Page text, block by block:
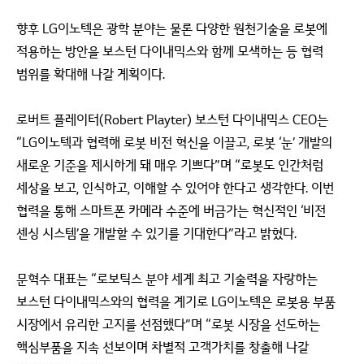
향후 LG이노텍은 광학 분야는 물론 다양한 원천기술을 로봇에
적용하는 방안을 보스턴 다이내믹스와 함께 모색하는 등 협력
범위를 확대해 나갈 계획이다.
로버트 플레이터(Robert Playter) 보스턴 다이내믹스 CEO는
“LG이노텍과 협력해 로봇 비전 혁신을 이끌고, 로봇 ‘눈’ 개발의
새로운 기준을 제시하게 돼 매우 기쁘다”며 “로봇도 인간처럼
세상을 보고, 인식하고, 이해할 수 있어야 한다고 생각한다. 이번
협력을 통해 스마트폰 카메라 수준에 버금가는 혁신적인 ‘비전
센싱 시스템’을 개발할 수 있기를 기대한다”라고 밝혔다.
문혁수 대표는 “로보틱스 분야 세계 최고 기술력을 자랑하는
보스턴 다이내믹스와의 협력을 계기로 LG이노텍은 로봇용 부품
시장에서 유리한 고지를 선점했다”며 “로봇 시장을 선도하는
핵심부품을 지속 선보이며 차별적 고객가치를 창출해 나갈